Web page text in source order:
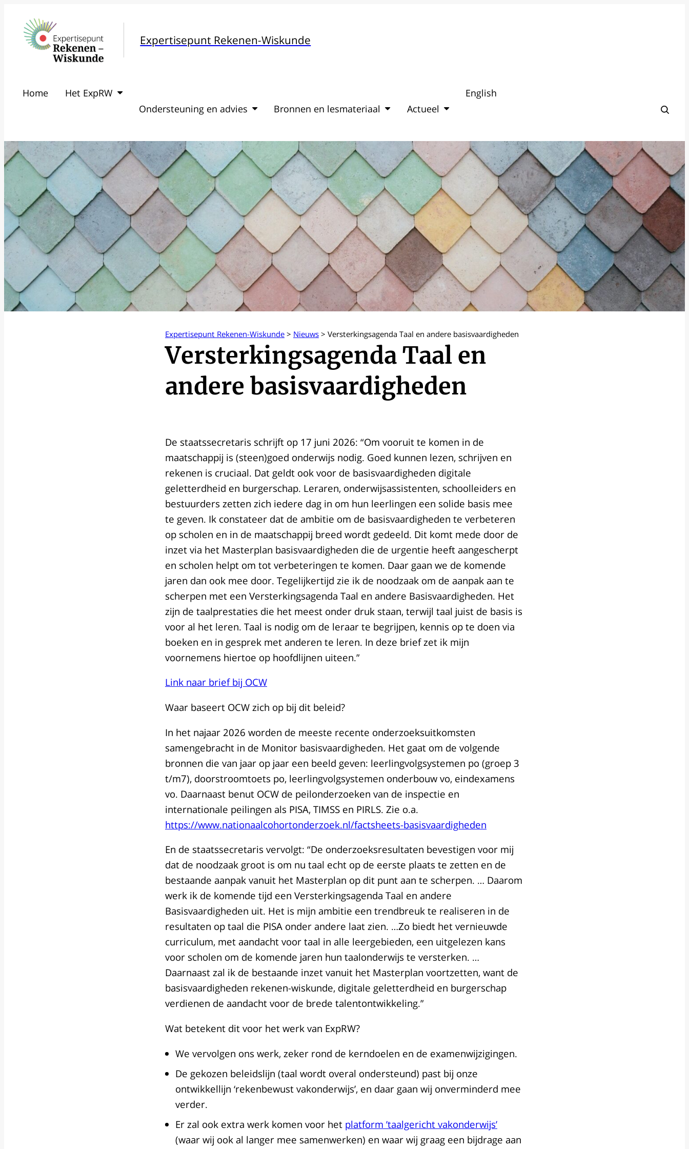
Expertisepunt Rekenen-Wiskunde
Home
Het ExpRW
Ondersteuning en advies
Bronnen en lesmateriaal Actueel
English
Expertisepunt Rekenen-Wiskunde > Nieuws > Versterkingsagenda Taal en andere basisvaardigheden
Versterkingsagenda Taal en
andere basisvaardigheden
De staatssecretaris schrijft op 17 juni 2026: “Om vooruit te komen in de
maatschappij is (steen)goed onderwijs nodig. Goed kunnen lezen, schrijven en
rekenen is cruciaal. Dat geldt ook voor de basisvaardigheden digitale
geletterdheid en burgerschap. Leraren, onderwijsassistenten, schoolleiders en
bestuurders zetten zich iedere dag in om hun leerlingen een solide basis mee
te geven. Ik constateer dat de ambitie om de basisvaardigheden te verbeteren
op scholen en in de maatschappij breed wordt gedeeld. Dit komt mede door de
inzet via het Masterplan basisvaardigheden die de urgentie heeft aangescherpt
en scholen helpt om tot verbeteringen te komen. Daar gaan we de komende
jaren dan ook mee door. Tegelijkertijd zie ik de noodzaak om de aanpak aan te
scherpen met een Versterkingsagenda Taal en andere Basisvaardigheden. Het
zijn de taalprestaties die het meest onder druk staan, terwijl taal juist de basis is
voor al het leren. Taal is nodig om de leraar te begrijpen, kennis op te doen via
boeken en in gesprek met anderen te leren. In deze brief zet ik mijn
voornemens hiertoe op hoofdlijnen uiteen.”
Link naar brief bij OCW
Waar baseert OCW zich op bij dit beleid?
In het najaar 2026 worden de meeste recente onderzoeksuitkomsten
samengebracht in de Monitor basisvaardigheden. Het gaat om de volgende
bronnen die van jaar op jaar een beeld geven: leerlingvolgsystemen po (groep 3
t/m7), doorstroomtoets po, leerlingvolgsystemen onderbouw vo, eindexamens
vo. Daarnaast benut OCW de peilonderzoeken van de inspectie en
internationale peilingen als PISA, TIMSS en PIRLS. Zie o.a.
https://www.nationaalcohortonderzoek.nl/factsheets-basisvaardigheden
En de staatssecretaris vervolgt: “De onderzoeksresultaten bevestigen voor mij
dat de noodzaak groot is om nu taal echt op de eerste plaats te zetten en de
bestaande aanpak vanuit het Masterplan op dit punt aan te scherpen. … Daarom
werk ik de komende tijd een Versterkingsagenda Taal en andere
Basisvaardigheden uit. Het is mijn ambitie een trendbreuk te realiseren in de
resultaten op taal die PISA onder andere laat zien. …Zo biedt het vernieuwde
curriculum, met aandacht voor taal in alle leergebieden, een uitgelezen kans
voor scholen om de komende jaren hun taalonderwijs te versterken. …
Daarnaast zal ik de bestaande inzet vanuit het Masterplan voortzetten, want de
basisvaardigheden rekenen-wiskunde, digitale geletterdheid en burgerschap
verdienen de aandacht voor de brede talentontwikkeling.”
Wat betekent dit voor het werk van ExpRW?
We vervolgen ons werk, zeker rond de kerndoelen en de examenwijzigingen.
De gekozen beleidslijn (taal wordt overal ondersteund) past bij onze
ontwikkellijn ‘rekenbewust vakonderwijs’, en daar gaan wij onverminderd mee
verder.
Er zal ook extra werk komen voor het platform ’taalgericht vakonderwijs’
(waar wij ook al langer mee samenwerken) en waar wij graag een bijdrage aan